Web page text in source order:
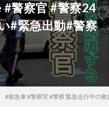
警察官 #警察24
#緊急出動#警察
#救急車 #警察官 #警察 緊急走行中の